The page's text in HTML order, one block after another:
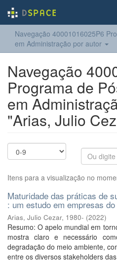
Navegação 40001016025P6
em Administração por autor
Navegação
Programa de
em
"Arias, Julio
Itens para a visualização no
Maturidade das práticas de
: um estudo em empresas
Arias, Julio Cezar, 1980- (2022)
Resumo: O apelo mundial em
mostra claro e necessário
degradação do meio ambiente,
entre os diversos stakeholders